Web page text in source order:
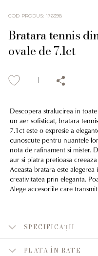
COD PRODUS: 176398
Bratara tennis
ovale de 7.1ct
Descopera stralucirea in
un aer sofisticat, bratara
7.1ct este o expresie a
cunoscute pentru nuantele
nota de rafinament si mister.
aur si piatra pretioasa
Aceasta bratara este
creativitatea prin eleganta.
Alege accesoriile care
SPECIFICAȚII
PLATA ÎN RATE